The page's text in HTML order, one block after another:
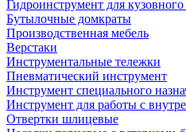
Гидроинструмент для
Бутылочные домкраты
Производственная мебель
Верстаки
Инструментальные тележки
Пневматический инструмент
Инструмент специального
Инструмент для работы с
Отвертки шлицевые